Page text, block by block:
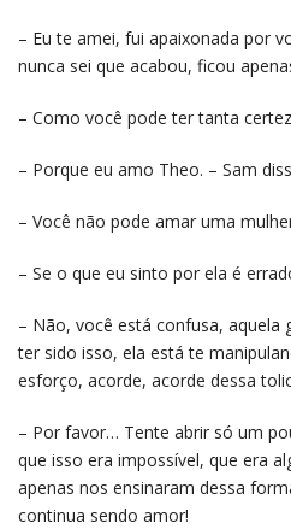
– Eu te amei, fui apaixonada por
nunca sei que acabou, ficou
– Como você pode ter tanta
– Porque eu amo Theo. – Sam
– Você não pode amar uma
– Se o que eu sinto por ela é
– Não, você está confusa, aquela
ter sido isso, ela está te
esforço, acorde, acorde dessa
– Por favor… Tente abrir só um
que isso era impossível, que era
apenas nos ensinaram dessa
continua sendo amor!